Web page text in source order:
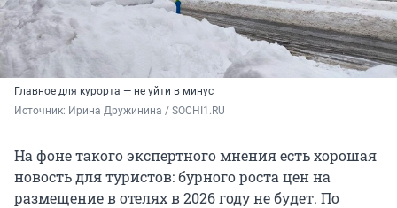
Главное для курорта — не уйти в минус
Источник: Ирина Дружинина / SOCHI1.RU
На фоне такого экспертного мнения есть хорошая
новость для туристов: бурного роста цен на
размещение в отелях в 2026 году не будет. По